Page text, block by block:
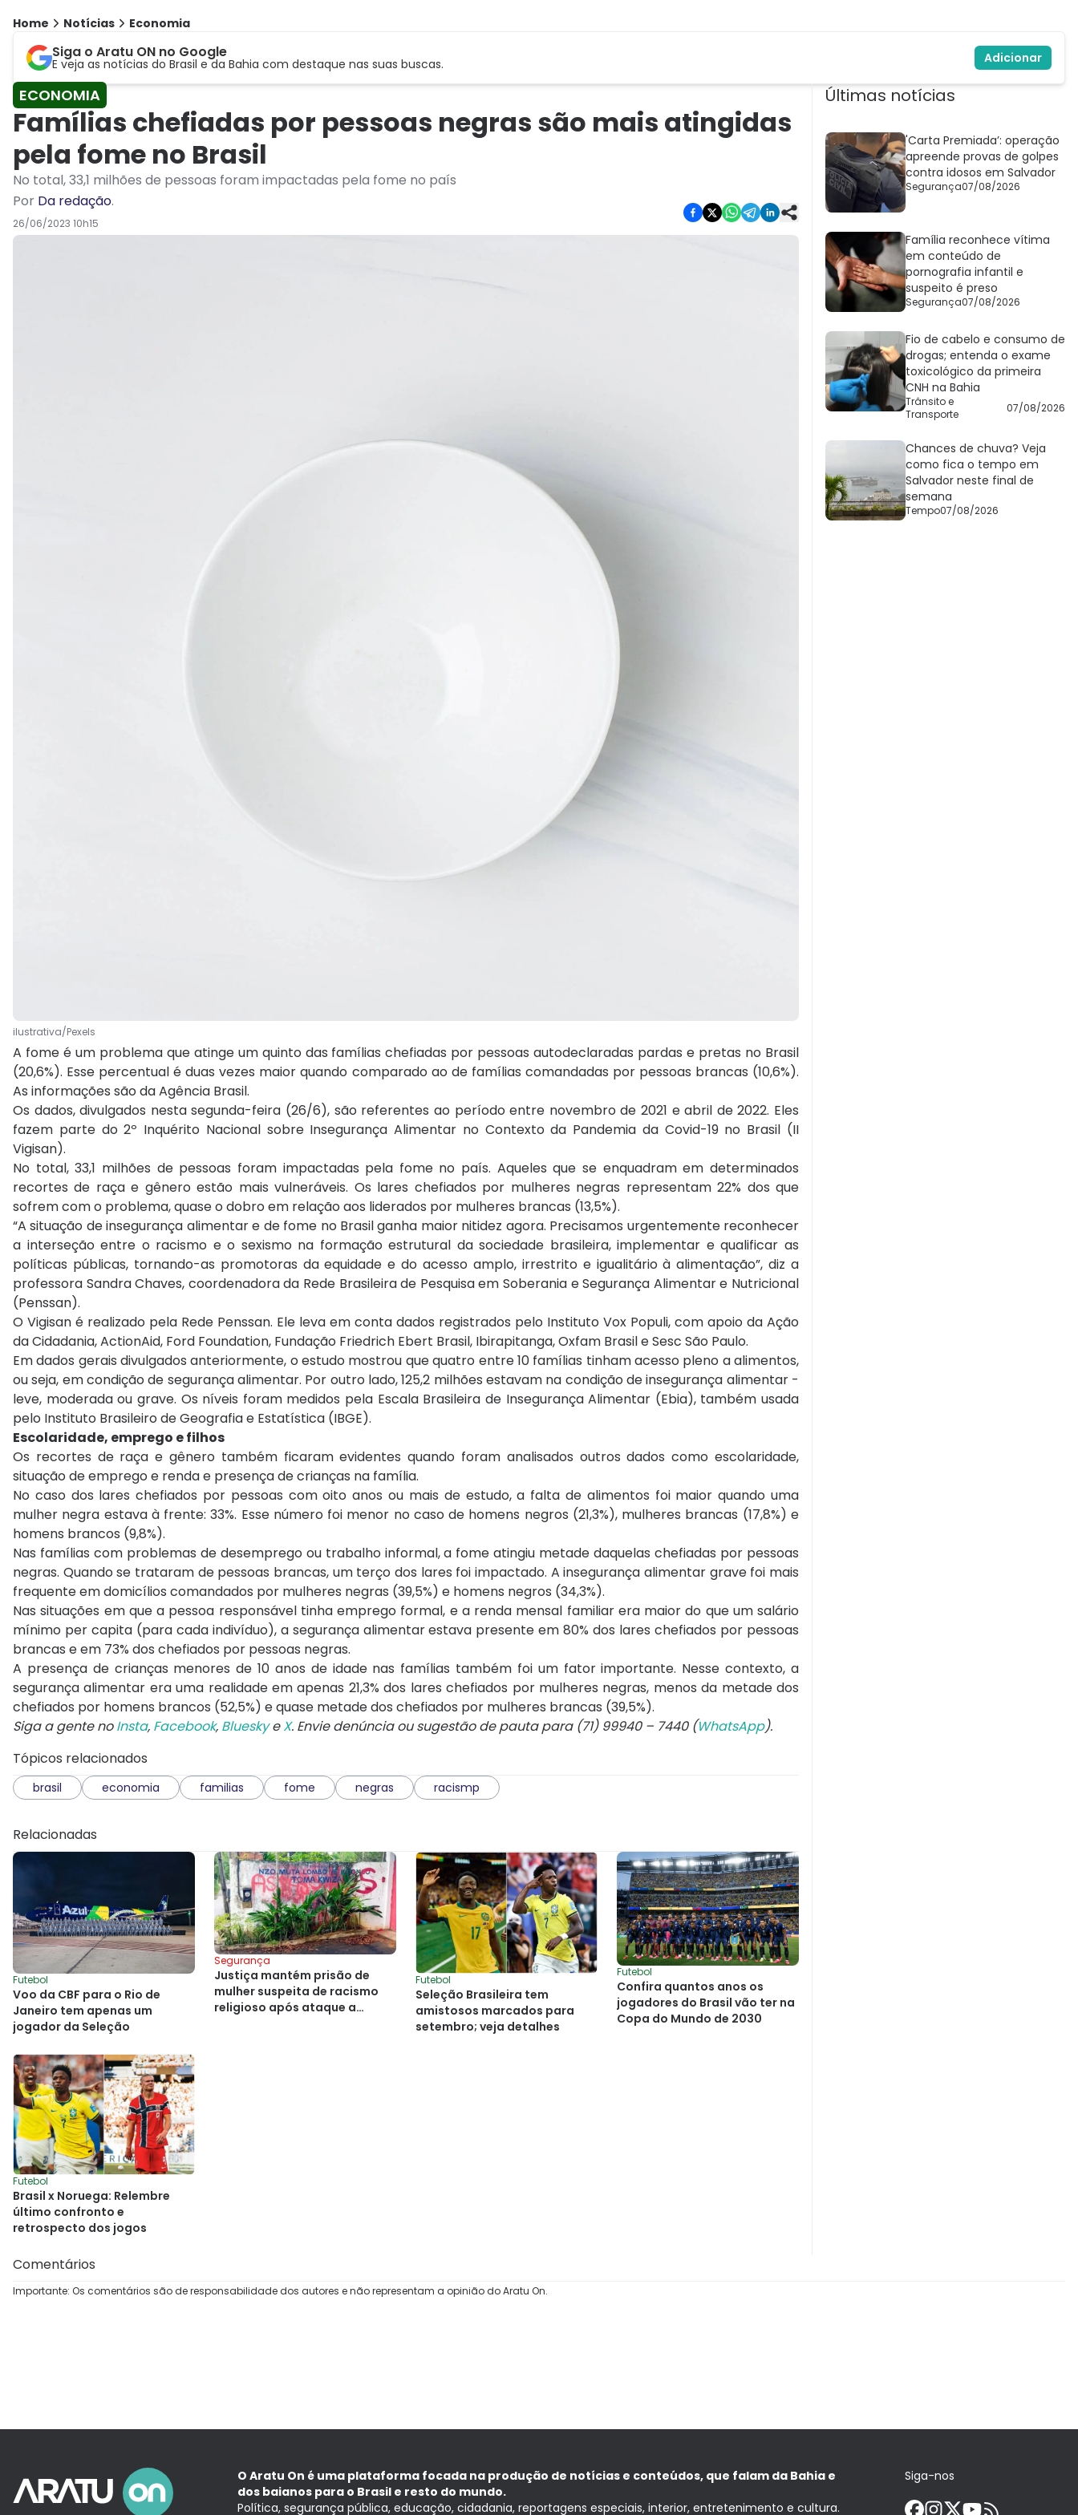
Home Notícias Economia
Siga o Aratu ON no Google
E veja as notícias do Brasil e da Bahia com destaque nas suas buscas. Adicionar
ECONOMIA
Famílias chefiadas por pessoas negras são mais atingidas
pela fome no Brasil
No total, 33,1 milhões de pessoas foram impactadas pela fome no país
Por Da redação.
26/06/2023 10h15
ilustrativa/Pexels
A fome é um problema que atinge um quinto das famílias chefiadas por pessoas autodeclaradas pardas e pretas no Brasil
(20,6%). Esse percentual é duas vezes maior quando comparado ao de famílias comandadas por pessoas brancas (10,6%).
As informações são da Agência Brasil.
Os dados, divulgados nesta segunda-feira (26/6), são referentes ao período entre novembro de 2021 e abril de 2022. Eles
fazem parte do 2º Inquérito Nacional sobre Insegurança Alimentar no Contexto da Pandemia da Covid-19 no Brasil (II
Vigisan).
No total, 33,1 milhões de pessoas foram impactadas pela fome no país. Aqueles que se enquadram em determinados
recortes de raça e gênero estão mais vulneráveis. Os lares chefiados por mulheres negras representam 22% dos que
sofrem com o problema, quase o dobro em relação aos liderados por mulheres brancas (13,5%).
“A situação de insegurança alimentar e de fome no Brasil ganha maior nitidez agora. Precisamos urgentemente reconhecer
a interseção entre o racismo e o sexismo na formação estrutural da sociedade brasileira, implementar e qualificar as
políticas públicas, tornando-as promotoras da equidade e do acesso amplo, irrestrito e igualitário à alimentação”, diz a
professora Sandra Chaves, coordenadora da Rede Brasileira de Pesquisa em Soberania e Segurança Alimentar e Nutricional
(Penssan).
O Vigisan é realizado pela Rede Penssan. Ele leva em conta dados registrados pelo Instituto Vox Populi, com apoio da Ação
da Cidadania, ActionAid, Ford Foundation, Fundação Friedrich Ebert Brasil, Ibirapitanga, Oxfam Brasil e Sesc São Paulo.
Em dados gerais divulgados anteriormente, o estudo mostrou que quatro entre 10 famílias tinham acesso pleno a alimentos,
ou seja, em condição de segurança alimentar. Por outro lado, 125,2 milhões estavam na condição de insegurança alimentar -
leve, moderada ou grave. Os níveis foram medidos pela Escala Brasileira de Insegurança Alimentar (Ebia), também usada
pelo Instituto Brasileiro de Geografia e Estatística (IBGE).
Escolaridade, emprego e filhos
Os recortes de raça e gênero também ficaram evidentes quando foram analisados outros dados como escolaridade,
situação de emprego e renda e presença de crianças na família.
No caso dos lares chefiados por pessoas com oito anos ou mais de estudo, a falta de alimentos foi maior quando uma
mulher negra estava à frente: 33%. Esse número foi menor no caso de homens negros (21,3%), mulheres brancas (17,8%) e
homens brancos (9,8%).
Nas famílias com problemas de desemprego ou trabalho informal, a fome atingiu metade daquelas chefiadas por pessoas
negras. Quando se trataram de pessoas brancas, um terço dos lares foi impactado. A insegurança alimentar grave foi mais
frequente em domicílios comandados por mulheres negras (39,5%) e homens negros (34,3%).
Nas situações em que a pessoa responsável tinha emprego formal, e a renda mensal familiar era maior do que um salário
mínimo per capita (para cada indivíduo), a segurança alimentar estava presente em 80% dos lares chefiados por pessoas
brancas e em 73% dos chefiados por pessoas negras.
A presença de crianças menores de 10 anos de idade nas famílias também foi um fator importante. Nesse contexto, a
segurança alimentar era uma realidade em apenas 21,3% dos lares chefiados por mulheres negras, menos da metade dos
chefiados por homens brancos (52,5%) e quase metade dos chefiados por mulheres brancas (39,5%).
Siga a gente noInsta, Facebook, BlueskyeX. Envie denúncia ou sugestão de pauta para (71) 99940 – 7440 (WhatsApp).
Tópicos relacionados
brasil economia familias fome negras racismp
Relacionadas
Futebol
Voo da CBF para o Rio de
Janeiro tem apenas um
jogador da Seleção
Segurança
Justiça mantém prisão de
mulher suspeita de racismo
religioso após ataque a
Futebol
Seleção Brasileira tem
amistosos marcados para
setembro; veja detalhes
Futebol
Confira quantos anos os
jogadores do Brasil vão ter na
Copa do Mundo de 2030
Futebol
Brasil x Noruega: Relembre
último confronto e
retrospecto dos jogos
Últimas notícias
'Carta Premiada’: operação
apreende provas de golpes
contra idosos em Salvador
Segurança07/08/2026
Família reconhece vítima
em conteúdo de
pornografia infantil e
suspeito é preso
Segurança07/08/2026
Fio de cabelo e consumo de
drogas; entenda o exame
toxicológico da primeira
CNH na Bahia
Trânsito e
Transporte
07/08/2026
Chances de chuva? Veja
como fica o tempo em
Salvador neste final de
semana
Tempo07/08/2026
Comentários
Importante: Os comentários são de responsabilidade dos autores e não representam a opinião do Aratu On.
O Aratu On é uma plataforma focada na produção de notícias e conteúdos, que falam da Bahia e
dos baianos para o Brasil e resto do mundo.
Política, segurança pública, educação, cidadania, reportagens especiais, interior, entretenimento e cultura.
Siga-nos